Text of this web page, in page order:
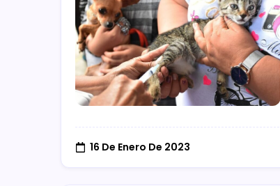
16 De Enero De 2023